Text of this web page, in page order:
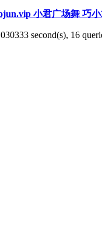
小君广场舞 巧
second(s), 16